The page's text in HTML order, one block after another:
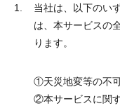
当社は、以下のい
は、本サービスの
ります。
①天災地変等の不
②本サービスに関